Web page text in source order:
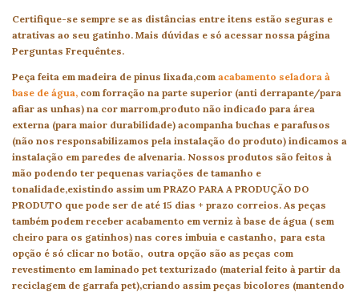
Certifique-se sempre se as distâncias entre itens estão seguras e
atrativas ao seu gatinho. Mais dúvidas e só acessar nossa página
Perguntas Frequêntes.
Peça feita em madeira de pinus lixada,com acabamento seladora à
base de água, com forração na parte superior (anti derrapante/para
afiar as unhas) na cor marrom,produto não indicado para área
externa (para maior durabilidade) acompanha buchas e parafusos
(não nos responsabilizamos pela instalação do produto) indicamos a
instalação em paredes de alvenaria. Nossos produtos são feitos à
mão podendo ter pequenas variações de tamanho e
tonalidade,existindo assim um PRAZO PARA A PRODUÇÃO DO
PRODUTO que pode ser de até 15 dias + prazo correios. As peças
também podem receber acabamento em verniz à base de água ( sem
cheiro para os gatinhos) nas cores imbuia e castanho, para esta
opção é só clicar no botão, outra opção são as peças com
revestimento em laminado pet texturizado (material feito à partir da
reciclagem de garrafa pet),criando assim peças bicolores (mantendo